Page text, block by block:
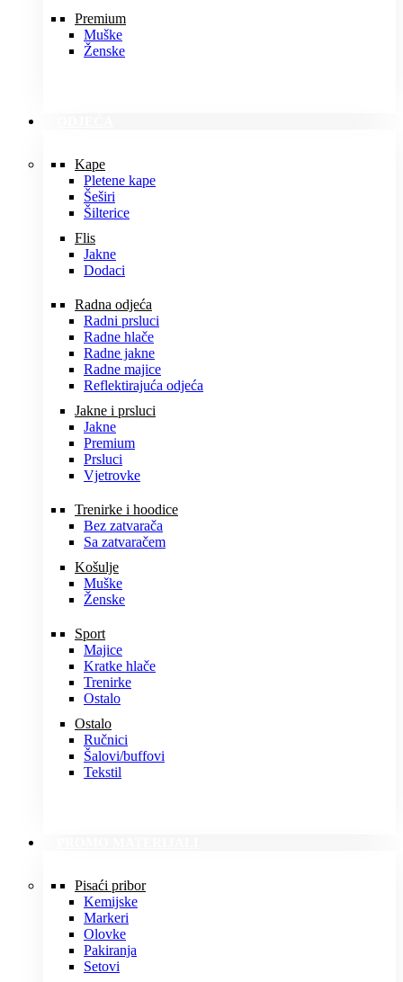
Premium
Muške
Ženske
Kape
Pletene kape
Šeširi
Šilterice
Flis
Jakne
Dodaci
Radna odjeća
Radni prsluci
Radne hlače
Radne jakne
Radne majice
Reflektirajuća odjeća
Jakne i prsluci
Jakne
Premium
Prsluci
Vjetrovke
Trenirke i hoodice
Bez zatvarača
Sa zatvaračem
Košulje
Muške
Ženske
Sport
Majice
Kratke hlače
Trenirke
Ostalo
Ostalo
Ručnici
Šalovi/buffovi
Tekstil
Pisaći pribor
Kemijske
Markeri
Olovke
Pakiranja
Setovi